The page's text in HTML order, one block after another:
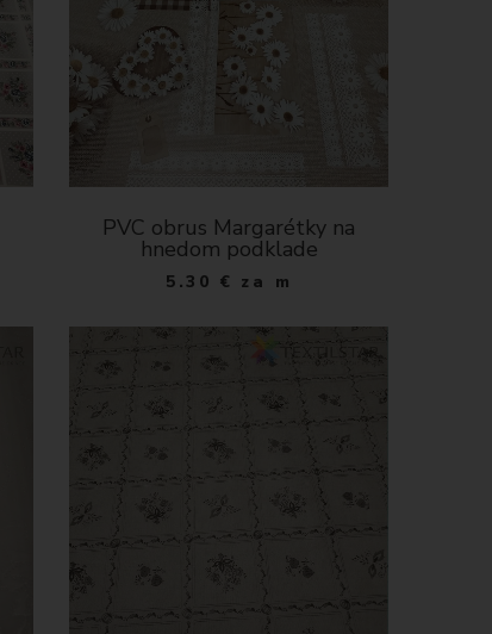
PVC obrus Margarétky na
hnedom podklade
5.30 € za m